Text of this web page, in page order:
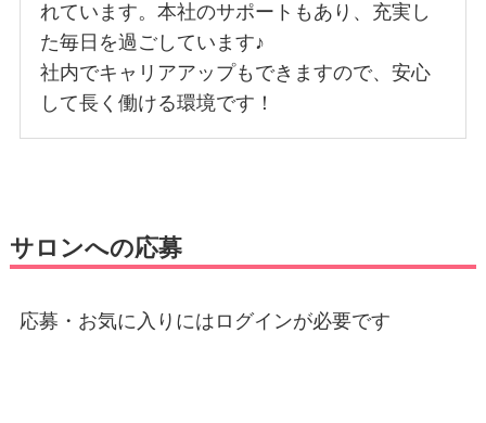
れています。本社のサポートもあり、充実し
た毎日を過ごしています♪
社内でキャリアアップもできますので、安心
して長く働ける環境です！
サロンへの応募
応募・お気に入りにはログインが必要です